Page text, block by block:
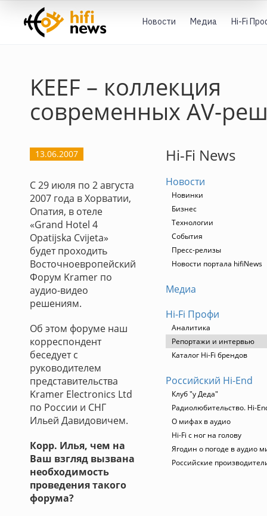
Новости Медиа Hi-Fi
KEEF – коллекция
современных AV-
13.06.2007
С 29 июля по 2 августа
2007 года в Хорватии,
Опатия, в отеле
«Grand Hotel 4
Opatijska Cvijeta»
будет проходить
Восточноевропейский
Форум Kramer по
аудио-видео
решениям.
Об этом форуме наш
корреспондент
беседует с
руководителем
представительства
Kramer Electronics Ltd
по России и СНГ
Ильей Давидовичем.
Корр. Илья, чем на
Ваш взгляд вызвана
необходимость
проведения такого
форума?
Hi-Fi News
Новости
Новинки
Бизнес
Технологии
События
Пресс-релизы
Новости портала hifiNews
Медиа
Hi-Fi Профи
Аналитика
Репортажи и интервью
Каталог Hi-Fi брендов
Российский Hi-End
Клуб "у Деда"
Радиолюбительство. Hi-
О мифах в аудио
Hi-Fi с ног на голову
Ягодин о погоде в аудио
Российские